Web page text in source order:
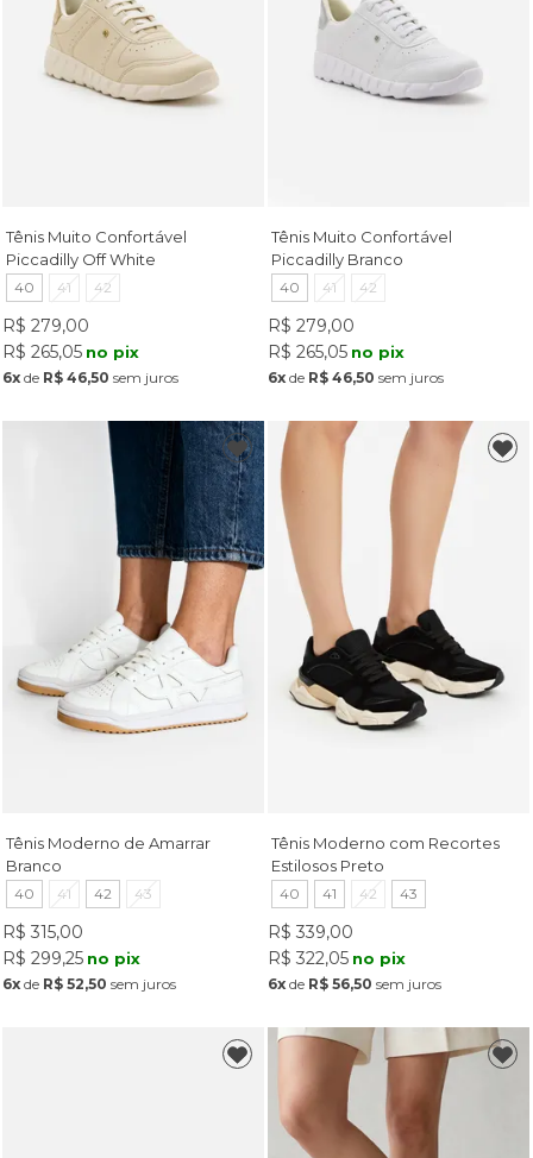
Tênis Muito Confortável
Piccadilly Off White
40 41 42
R$ 279,00
R$ 265,05 no pix
6xde R$ 46,50 sem juros
Tênis Muito Confortável
Piccadilly Branco
40 41 42
R$ 279,00
R$ 265,05 no pix
6x de R$ 46,50 sem juros
Tênis Moderno de Amarrar
Branco
40 41 42 43
R$ 315,00
R$ 299,25 no pix
6xde R$ 52,50 sem juros
Tênis Moderno com Recortes
Estilosos Preto
40 41 42 43
R$ 339,00
R$ 322,05 no pix
6x de R$ 56,50 sem juros